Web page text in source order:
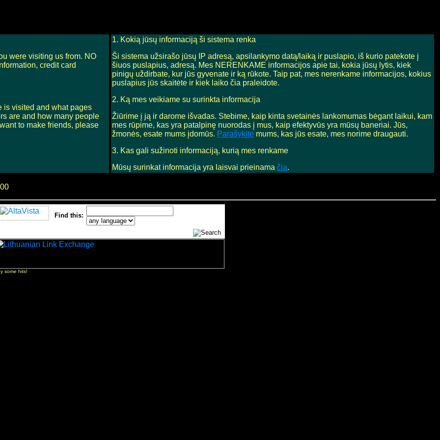
were visiting us from. NO
credit card
is visited and what pages
are and how many people
to make friends, please
1. Kokią jūsų informaciją ši sistema renka
Ši sistema užsirašo jūsų IP adresą, apsilankymo datą/laiką ir puslapio, iš kurio patekote į
šiuos puslapius, adresą. Mes NERENKAME informacijos apie tai, kokia jūsų lytis, kiek
pinigų uždirbate, kur jūs gyvenate ir ką rūkote. Taip pat, mes nerenkame informacijos, kokius
puslapius jūs skaitėte ir kiek laiko čia praleidote.
2. Ką mes veikiame su surinkta informacija
Žiūrime į ją ir darome išvadas. Stebime, kaip kinta svetainės lankomumas bėgant laikui, kam
mes rūpime, kas yra patalpinę nuorodas į mus, kaip efektyvūs yra mūsų baneriai. Jūs,
žmonės, esate mums įdomūs. Parašykite mums, kas jūs esate, mes norime draugauti.
3. Kas gali sužinoti informaciją, kurią mes renkame
Mūsų surinkat informacija yra laisvai prieinama čia.
Find this:
some hits!